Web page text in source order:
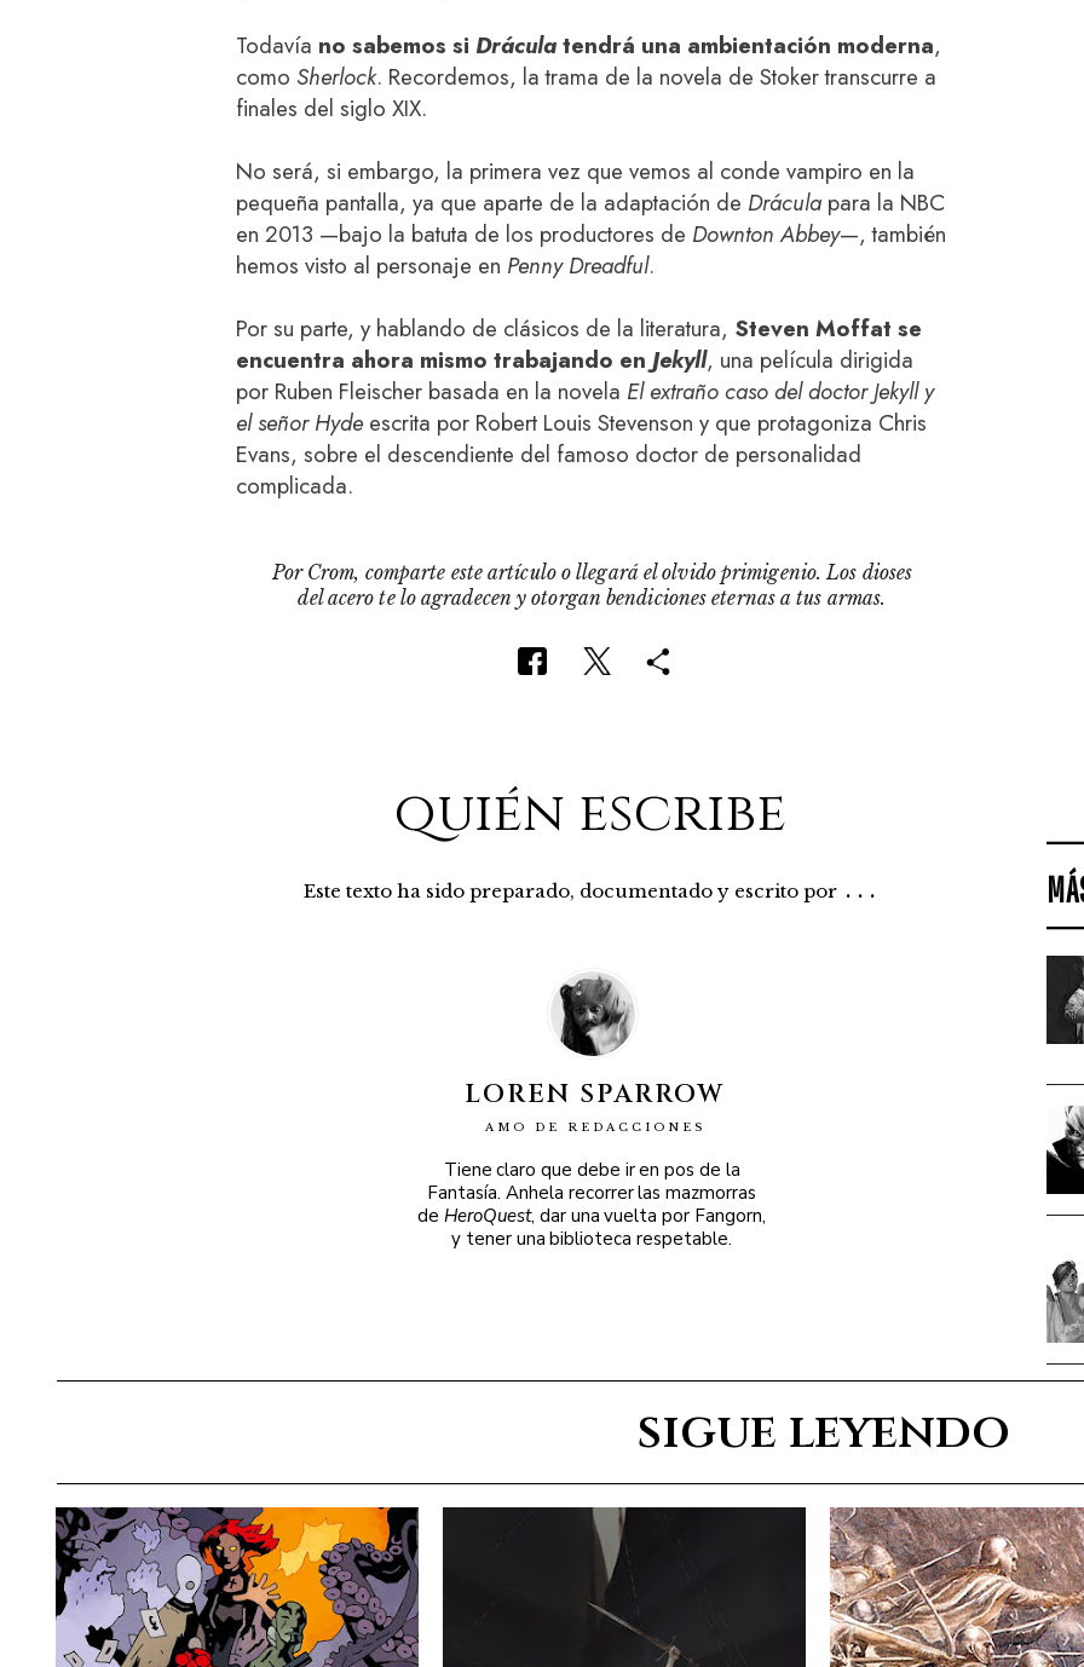
Todavía no sabemos si Dráculatendrá una ambientación moderna,
como Sherlock. Recordemos, la trama de la novela de Stoker transcurre a
finales del siglo XIX.
No será, si embargo, la primera vez que vemos al conde vampiro en la
pequeña pantalla, ya que aparte de la adaptación de Drácula para la NBC
en 2013 —bajo la batuta de los productores de Downton Abbey—, también
hemos visto al personaje en Penny Dreadful.
Por su parte, y hablando de clásicos de la literatura, Steven Moffat se
encuentra ahora mismo trabajando en Jekyll, una película dirigida
por Ruben Fleischer basada en la novela El extraño caso del doctor Jekyll y
el señor Hyde escrita por Robert Louis Stevenson y que protagoniza Chris
Evans, sobre el descendiente del famoso doctor de personalidad
complicada.
Por Crom, comparte este artículo o llegará el olvido primigenio. Los dioses
del acero te lo agradecen y otorgan bendiciones eternas a tus armas.
quién escribe
Este texto ha sido preparado, documentado y escrito por ...
LOREN SPARROW
AMO DE REDACCIONES
Tiene claro que debe ir en pos de la
Fantasía. Anhela recorrer las mazmorras
de HeroQuest, dar una vuelta por Fangorn,
y tener una biblioteca respetable.
sigue leyendo